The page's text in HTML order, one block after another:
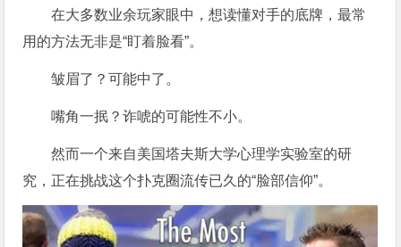
在大多数业余玩家眼中，想读懂对手的底牌，最常
用的方法无非是“盯着脸看”。
皱眉了？可能中了。
嘴角一抿？诈唬的可能性不小。
然而一个来自美国塔夫斯大学心理学实验室的研
究，正在挑战这个扑克圈流传已久的“脸部信仰”。